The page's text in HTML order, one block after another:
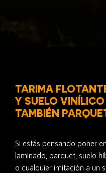
TARIMA
Y SUELO
TAMBIÉN
Si estás pensando poner
laminado, parquet, suelo
o cualquier imitación a un